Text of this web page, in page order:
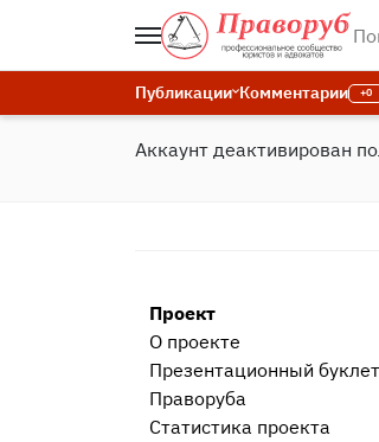
Публикации Комментарии +0
Аккаунт деактивирован
Проект
О проекте
Презентационный букл​ет
Праворуба
Статистика проекта